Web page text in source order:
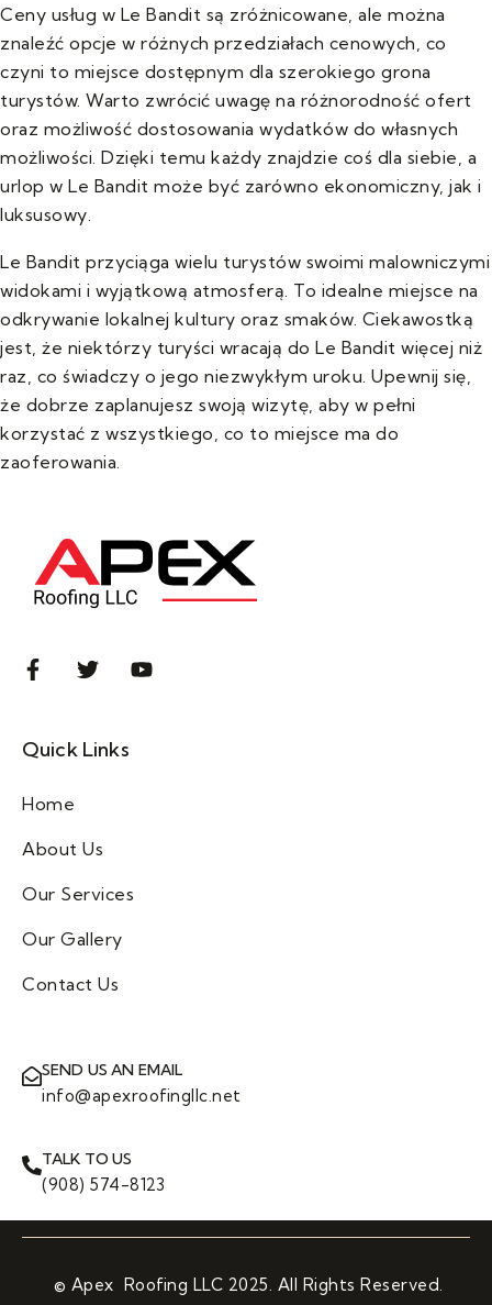
Ceny usług w Le Bandit są zróżnicowane, ale można
znaleźć opcje w różnych przedziałach cenowych, co
czyni to miejsce dostępnym dla szerokiego grona
turystów. Warto zwrócić uwagę na różnorodność ofert
oraz możliwość dostosowania wydatków do własnych
możliwości. Dzięki temu każdy znajdzie coś dla siebie, a
urlop w Le Bandit może być zarówno ekonomiczny, jak i
luksusowy.
Le Bandit przyciąga wielu turystów swoimi malowniczymi
widokami i wyjątkową atmosferą. To idealne miejsce na
odkrywanie lokalnej kultury oraz smaków. Ciekawostką
jest, że niektórzy turyści wracają do Le Bandit więcej niż
raz, co świadczy o jego niezwykłym uroku. Upewnij się,
że dobrze zaplanujesz swoją wizytę, aby w pełni
korzystać z wszystkiego, co to miejsce ma do
zaoferowania.
Quick Links
Home
About Us
Our Services
Our Gallery
Contact Us
SEND US AN EMAIL
info@apexroofingllc.net
TALK TO US
(908) 574-8123
© Apex Roofing LLC 2025. All Rights Reserved.